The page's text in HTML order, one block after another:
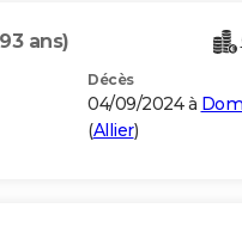
ans)
Décès
04/09/2024 à
(Allier)